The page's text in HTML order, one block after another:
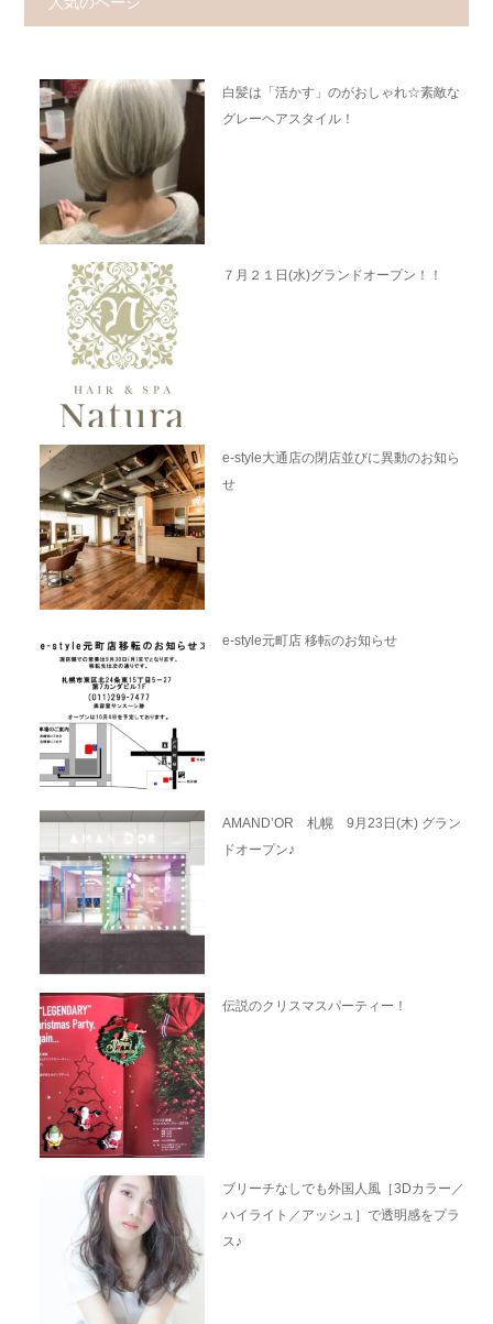
白髪は「活かす」のがおしゃれ☆素敵な
グレーヘアスタイル！
７月２１日(水)グランドオープン！！
e-style大通店の閉店並びに異動のお知ら
せ
e-style元町店 移転のお知らせ
AMAND’OR 札幌 9月23日(木) グラン
ドオープン♪
伝説のクリスマスパーティー！
ブリーチなしでも外国人風［3Dカラー／
ハイライト／アッシュ］で透明感をプラ
ス♪